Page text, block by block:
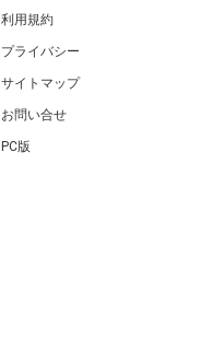
利用規約
プライバシー
サイトマップ
お問い合せ
PC版